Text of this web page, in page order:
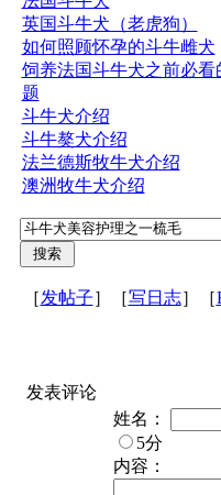
英国斗牛犬（老虎狗）
如何照顾怀孕的斗牛雌犬
饲养法国斗牛犬之前必看
题
斗牛犬介绍
斗牛獒犬介绍
法兰德斯牧牛犬介绍
澳洲牧牛犬介绍
［发帖子］［写日志］［
发表评论
姓名：
5分
内容：